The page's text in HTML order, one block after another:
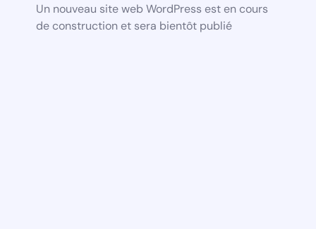
Un nouveau site web WordPress est en cours
de construction et sera bientôt publié